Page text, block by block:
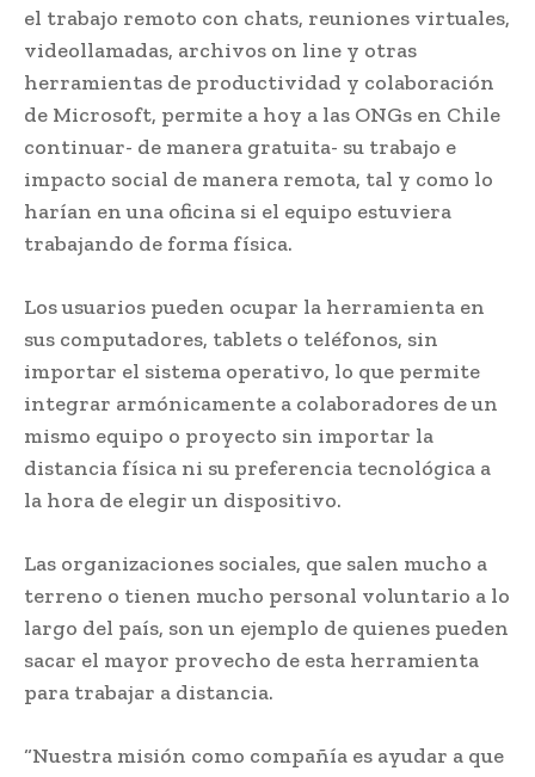
el trabajo remoto con chats, reuniones virtuales,
videollamadas, archivos on line y otras
herramientas de productividad y colaboración
de Microsoft, permite a hoy a las ONGs en Chile
continuar- de manera gratuita- su trabajo e
impacto social de manera remota, tal y como lo
harían en una oficina si el equipo estuviera
trabajando de forma física.
Los usuarios pueden ocupar la herramienta en
sus computadores, tablets o teléfonos, sin
importar el sistema operativo, lo que permite
integrar armónicamente a colaboradores de un
mismo equipo o proyecto sin importar la
distancia física ni su preferencia tecnológica a
la hora de elegir un dispositivo.
Las organizaciones sociales, que salen mucho a
terreno o tienen mucho personal voluntario a lo
largo del país, son un ejemplo de quienes pueden
sacar el mayor provecho de esta herramienta
para trabajar a distancia.
“Nuestra misión como compañía es ayudar a que